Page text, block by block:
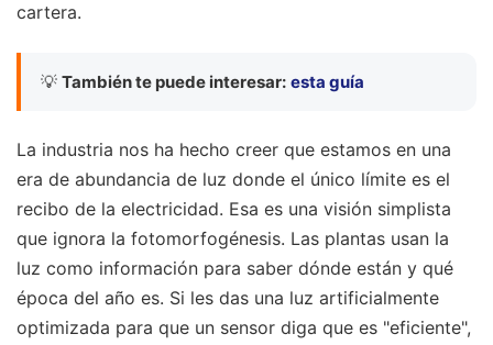
cartera.
💡 También te puede interesar: esta guía
La industria nos ha hecho creer que estamos en una
era de abundancia de luz donde el único límite es el
recibo de la electricidad. Esa es una visión simplista
que ignora la fotomorfogénesis. Las plantas usan la
luz como información para saber dónde están y qué
época del año es. Si les das una luz artificialmente
optimizada para que un sensor diga que es "eficiente",